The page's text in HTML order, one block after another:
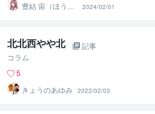
豊結 宙（ほうゆ
う そら）
2024/02/01
北北西やや北
記事
コラム
5
きょうのあゆみ 2022/02/03